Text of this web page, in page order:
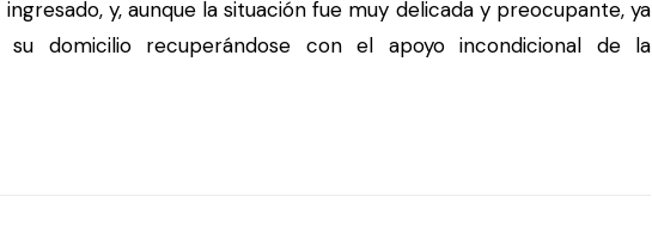
ingresado, y, aunque la situación fue muy delicada y preocupante, ya
domicilio recuperándose con el apoyo incondicional de la